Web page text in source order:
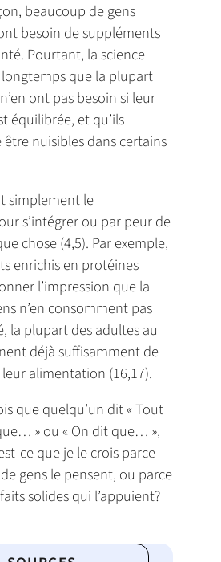
beaucoup de gens
besoin de suppléments
Pourtant, la science
que la plupart
ont pas besoin si leur
équilibrée, et qu’ils
nuisibles dans certains
simplement le
s’intégrer ou par peur de
chose (4,5). Par exemple,
enrichis en protéines
l’impression que la
n’en consomment pas
la plupart des adultes au
déjà suffisamment de
alimentation (16,17).
que quelqu’un dit « Tout
» ou « On dit que… »,
ce que je le crois parce
gens le pensent, ou parce
solides qui l’appuient?